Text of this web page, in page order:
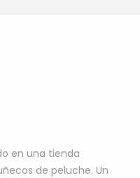
en una tienda
de peluche. Un